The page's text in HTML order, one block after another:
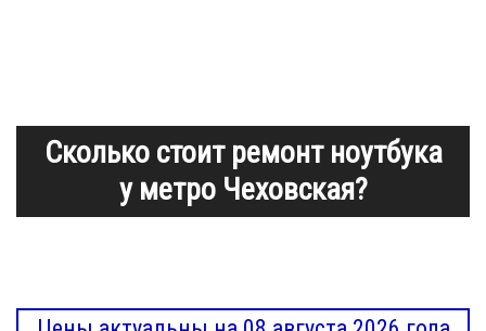
Сколько стоит ремонт ноутбука
у метро Чеховская?